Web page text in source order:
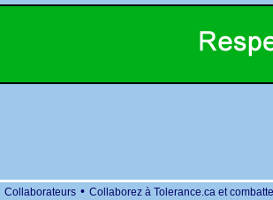
Collaborateurs • Collaborez à Tolerance.ca et